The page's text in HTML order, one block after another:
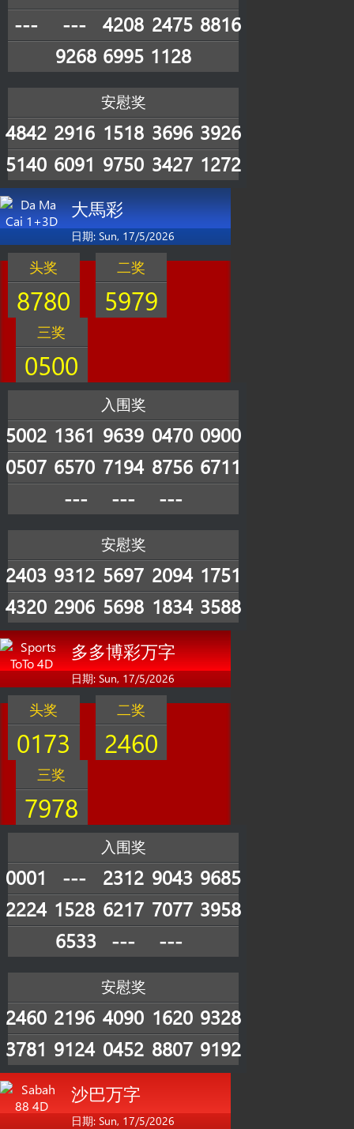
---
--- 4208 2475 8816
9268 6995 1128
安慰奖
4842 2916 1518 3696 3926
5140 6091 9750 3427 1272
大馬彩
日期: Sun, 17/5/2026
头奖
8780
二奖
5979
三奖
0500
入围奖
5002 1361 9639 0470 0900
0507 6570 7194 8756 6711
---
--- ---
安慰奖
2403 9312 5697 2094 1751
4320 2906 5698 1834 3588
多多博彩万字
日期: Sun, 17/5/2026
头奖
0173
二奖
2460
三奖
7978
入围奖
0001 --- 2312 9043 9685
2224 1528 6217 7077 3958
6533
--- ---
安慰奖
2460 2196 4090 1620 9328
3781 9124 0452 8807 9192
沙巴万字
日期: Sun, 17/5/2026